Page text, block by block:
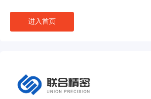
务中心。1999年转制为科技型企业，
进入首页